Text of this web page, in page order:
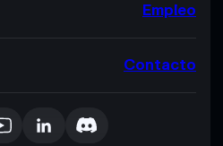
Empleo
Contacto